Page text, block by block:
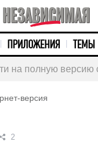
ПРИЛОЖЕНИЯ ТЕМЫ
на полную версию
версия
2